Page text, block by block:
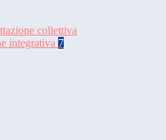
collettiva
integrativa 7